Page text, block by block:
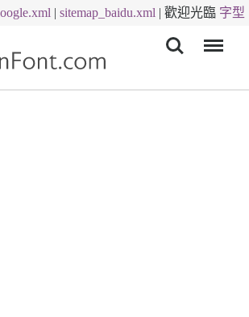
| sitemap_baidu.xml | 歡迎光臨 字型